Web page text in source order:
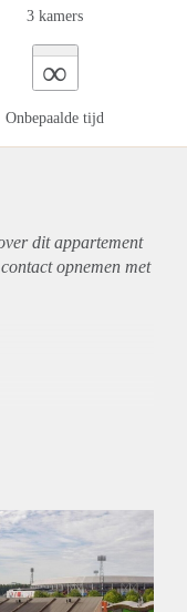
3 kamers
∞
Onbepaalde tijd
ditappartement
opnemen met